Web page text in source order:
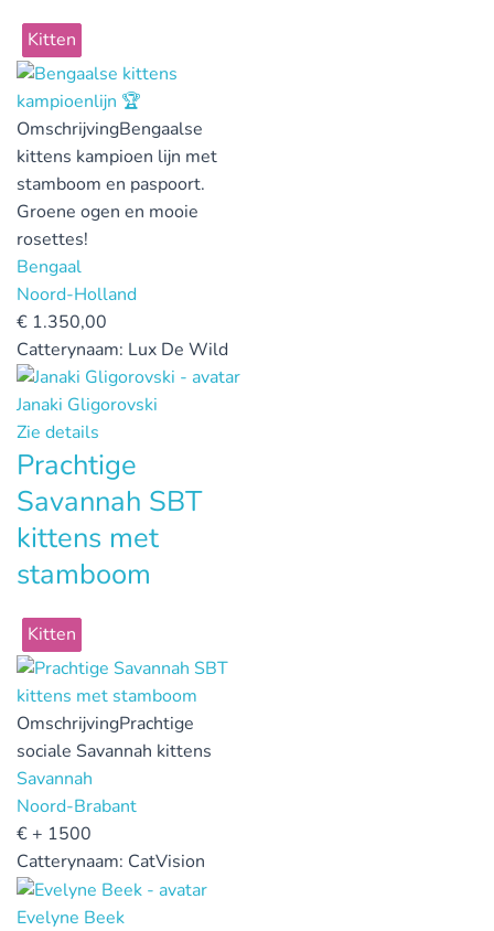
Kitten
OmschrijvingBengaalse
kittens kampioen lijn met
stamboom en paspoort.
Groene ogen en mooie
rosettes!
Bengaal
Noord-Holland
€ 1.350,00
Catterynaam: Lux De Wild
Janaki Gligorovski
Zie details
Prachtige
Savannah SBT
kittens met
stamboom
Kitten
OmschrijvingPrachtige
sociale Savannah kittens
Savannah
Noord-Brabant
€ + 1500
Catterynaam: CatVision
Evelyne Beek